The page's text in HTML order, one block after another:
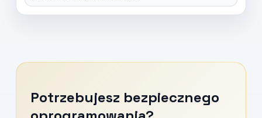
Potrzebujesz bezpiecznego